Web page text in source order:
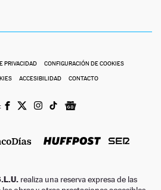
PRIVACIDAD CONFIGURACIÓN DE COOKIES
ACCESIBILIDAD CONTACTO
realiza una reserva expresa de las